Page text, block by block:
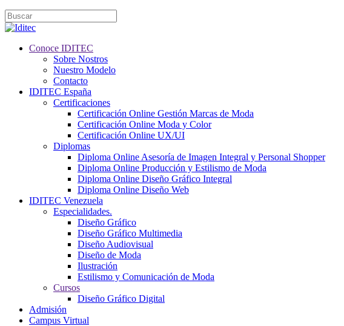
Conoce IDITEC
Sobre Nostros
Nuestro Modelo
Contacto
IDITEC España
Certificaciones
Certificación Online Gestión Marcas de Moda
Certificación Online Moda y Color
Certificación Online UX/UI
Diplomas
Diploma Online Asesoría de Imagen Integral y Personal Shopper
Diploma Online Producción y Estilismo de Moda
Diploma Online Diseño Gráfico Integral
Diploma Online Diseño Web
IDITEC Venezuela
Especialidades.
Diseño Gráfico
Diseño Gráfico Multimedia
Diseño Audiovisual
Diseño de Moda
Ilustración
Estilismo y Comunicación de Moda
Cursos
Diseño Gráfico Digital
Admisión
Campus Virtual